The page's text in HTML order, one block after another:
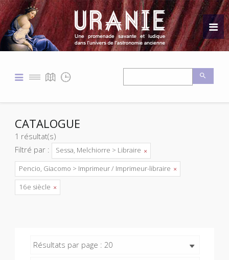
CATALOGUE
1 résultat(s)
Filtré par :
Sessa, Melchiorre > Libraire
Pencio, Giacomo > Imprimeur / Imprimeur-libraire
16e siècle
Résultats par page : 20